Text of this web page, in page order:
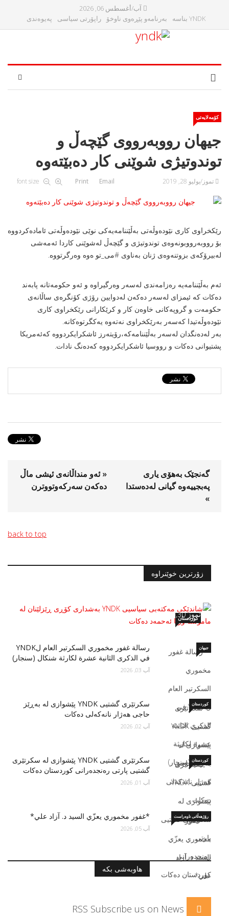
آب/أغسطس 06, 2026
YNDK بناسه‌
بەرنامەو پێڕەوی ناوخۆ راپۆرتی سیاسی پەیوەندی
کۆمەلایەتی
جیھان رووبەرووی گێچەڵ و
توندوتیژی شوێنی کار دەبێتەوە
تموز/يوليو 28, 2019 font size Print Email
رێکخراوی کاری نێودەوڵەتی بەڵێننامەیەکی نوێی نێودەوڵەتی ئامادەکردووە
بۆ رووبەرووبونەوەی توندوتیژی و گێچەڵ لەشوێنی کاردا ئەمەشی
لەبیرۆکەی بزوتنەوەی ژنان بەناوی #می_تو ەوە وەرگرتووە.
ئەم بەڵێننامەیە رەزامەندی لەسەر وەرگیراوە و ئەو حکومەتانە پابەند
دەکات کە ئیمزای لەسەر دەکەن لەدوایین رۆژی کۆنگرەی ساڵانەی
حکومەت و گروپەکانی خاوەن کار و کرێکارانی رێکخراوی کاری
نێودەوڵەتیدا کەسەر بەرێکخراوی نەتەوە یەکگرتوەکانە.
بەر لەدەنگدان لەسەر بەڵێننامەکە،رۆیتەرز ئاشکرایکردووە کەئەمریکا
پشتیوانی دەکات و رووسیا ئاشکرایکردووە کەدەنگ نادات.
« ئەو منداڵانەی ئیشی ماڵ
دەکەن سەرکەوتووترن
گەنجێک بەهۆی یاری
پەبجییەوە گیانی لەدەستدا
»
back to top
زۆرترین خوێنراوە
تموز 30, 2026
کوردستان
رسالة غفور مخموري السكرتير العام لYNDK
في الذكرى الثانية عشرة لكارثة شنكال (سنجار)
جیهان
آب 03, 2026
سكرتێری گشتیی YNDK پێشوازى لە بەڕێز
حاجی هەژار نانەکەلی دەکات
کوردستان
آب 02, 2026
سكرتێری گشتیی YNDK پێشوازی لە سکرتێرى
گشتیى پارتى رەنجدەرانى کوردستان دەكات
کوردستان
آب 01, 2026
*غفور مخموري يعزّي السید د. آزاد علي* رۆژهەڵاتی ناوەراست
آب 05, 2026
هاوبەشی بکە
RSS Subscribe us on News